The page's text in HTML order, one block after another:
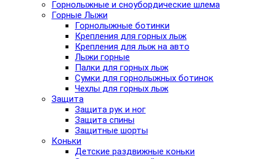
Горнолыжные и сноубордические шлема
Горные Лыжи
Горнолыжные ботинки
Крепления для горных лыж
Крепления для лыж на авто
Лыжи горные
Палки для горных лыж
Сумки для горнолыжных ботинок
Чехлы для горных лыж
Защита
Защита рук и ног
Защита спины
Защитные шорты
Коньки
Детские раздвижные коньки